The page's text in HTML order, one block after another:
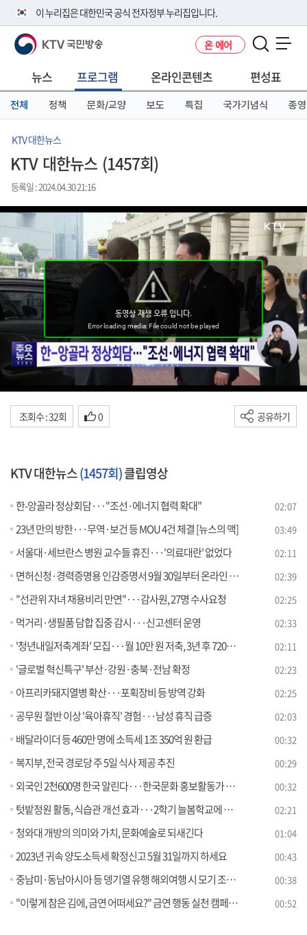
이 누리집은 대한민국 공식 전자정부 누리집입니다.
공식 누리집 주소 확인하기
니다.
이밖에 or.kr 또는 .kr등 다른 도메인 주소를 사용하고 있다면 아래 URL에
서 도메인 주소를 확인해 보세요
KTV 국민방송 온 에어
뉴스 프로그램 온라인콘텐츠 편성표
전체 정책 문화/교양 보도 특집 국가기념식 종영
KTV 대한뉴스
KTV 대한뉴스 (1457회)
등록일 : 2024.04.30 21:16
조회수 : 32회 0 공유하기
KTV 대한뉴스(1457회)클립영상
한-앙골라 정상회담···"조선·에너지 협력 확대" 02:07
23년 만의 방한···무역·보건 등 MOU 4건 체결 [뉴스의 맥] 03:49
서울대·세브란스 병원 교수들 휴진···'의료대란' 없었다 02:11
면허신청·경력증명용 인감증명서 9월 30일부터 온라인 발급 02:39
"선관위 자녀 채용비리 만연"···감사원, 27명 수사요청 02:25
먹거리·생필품 담합 집중 감시···신고센터 운영 02:33
'청년내일저축계좌' 모집···월 10만 원 저축, 3년 후 720만 원 02:11
'글로벌 혁신특구' 부산·강원·충북·전남 확정 02:23
아프리카돼지열병 확산···포획장비 등 방역 강화 02:25
공무원 절반 이상 '육아휴직' 경험···남성 휴직 급증 02:03
배달라이더 등 460만 명에 소득세 1조 350억 원 환급 00:32
복지부, 전국 경로당 주 5일 식사 제공 추진 00:29
외국인 2천600명 한국 알린다···한국문화 홍보활동가 발대식 00:32
텃밭정원 활동, 식습관 개선 효과···2학기 늘봄학교에 연계 02:21
청와대 개방의 의미와 가치, 문화예술로 되새긴다 01:04
2023년 귀속 양도소득세 확정신고 5월 31일까지 하세요 00:43
중남미·동남아시아 등 뎅기열 유행 해외여행 시 모기 조심하세요! 00:38
"이렇게 참은 김에, 금연 어떠세요?" 금연 행동 실천 캠페인 전개 00:52